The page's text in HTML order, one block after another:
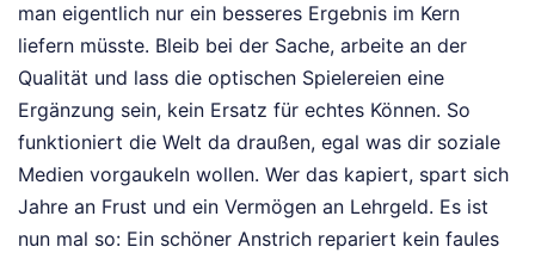
man eigentlich nur ein besseres Ergebnis im Kern
liefern müsste. Bleib bei der Sache, arbeite an der
Qualität und lass die optischen Spielereien eine
Ergänzung sein, kein Ersatz für echtes Können. So
funktioniert die Welt da draußen, egal was dir soziale
Medien vorgaukeln wollen. Wer das kapiert, spart sich
Jahre an Frust und ein Vermögen an Lehrgeld. Es ist
nun mal so: Ein schöner Anstrich repariert kein faules